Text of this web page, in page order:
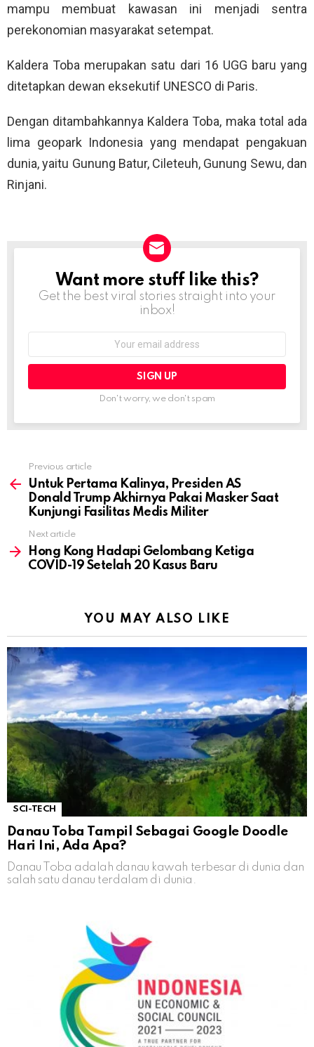
mampu membuat kawasan ini menjadi sentra
perekonomian masyarakat setempat.
Kaldera Toba merupakan satu dari 16 UGG baru yang
ditetapkan dewan eksekutif UNESCO di Paris.
Dengan ditambahkannya Kaldera Toba, maka total ada
lima geopark Indonesia yang mendapat pengakuan
dunia, yaitu Gunung Batur, Cileteuh, Gunung Sewu, dan
Rinjani.
NEWSLETTER
Want more stuff like this?
Get the best viral stories straight into your
inbox!
Don't worry, we don't spam
more
Previous article
Untuk Pertama Kalinya, Presiden AS
Donald Trump Akhirnya Pakai Masker Saat
Kunjungi Fasilitas Medis Militer
Next article
Hong Kong Hadapi Gelombang Ketiga
COVID-19 Setelah 20 Kasus Baru
YOU MAY ALSO LIKE
SCI-TECH
Danau Toba Tampil Sebagai Google Doodle
Hari Ini, Ada Apa?
Danau Toba adalah danau kawah terbesar di dunia dan
salah satu danau terdalam di dunia.